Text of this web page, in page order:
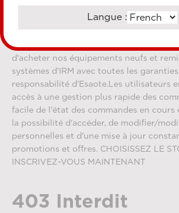
raisonnables, tout en continuant à
qualité à vos patients, veuillez vous
pour profiter de la possibilité - et des
Esaote E-shop offre aux utilisateurs
d'acheter nos équipements neufs et
systèmes d'IRM avec toutes les
responsabilité d'Esaote.Les utilisateurs
accès à une gestion plus rapide des
facile de l'état des commandes en cours
la possibilité d'accéder, de modifier/
personnelles et d'une mise à jour
promotions et offres. CHOISISSEZ LE
INSCRIVEZ-VOUS MAINTENANT
403 Interdit
Langue :